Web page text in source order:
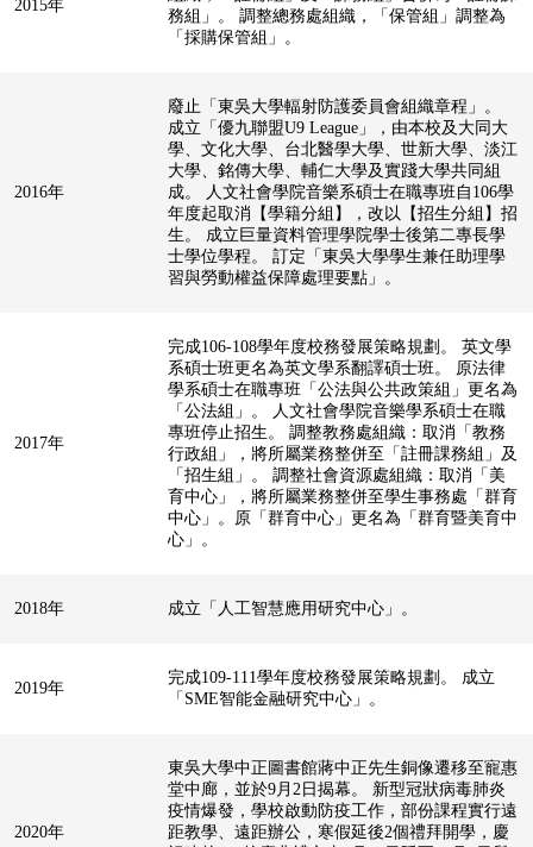
2015年
務組」。 調整總務處組織，「保管組」調整為
「採購保管組」。
2016年
廢止「東吳大學輻射防護委員會組織章程」。
成立「優九聯盟U9 League」，由本校及大同大
學、文化大學、台北醫學大學、世新大學、淡江
大學、銘傳大學、輔仁大學及實踐大學共同組
成。 人文社會學院音樂系碩士在職專班自106學
年度起取消【學籍分組】，改以【招生分組】招
生。 成立巨量資料管理學院學士後第二專長學
士學位學程。 訂定「東吳大學學生兼任助理學
習與勞動權益保障處理要點」。
2017年
完成106-108學年度校務發展策略規劃。 英文學
系碩士班更名為英文學系翻譯碩士班。 原法律
學系碩士在職專班「公法與公共政策組」更名為
「公法組」。 人文社會學院音樂學系碩士在職
專班停止招生。 調整教務處組織：取消「教務
行政組」，將所屬業務整併至「註冊課務組」及
「招生組」。 調整社會資源處組織：取消「美
育中心」，將所屬業務整併至學生事務處「群育
中心」。原「群育中心」更名為「群育暨美育中
心」。
2018年 成立「人工智慧應用研究中心」。
2019年
完成109-111學年度校務發展策略規劃。 成立
「SME智能金融研究中心」。
2020年
東吳大學中正圖書館蔣中正先生銅像遷移至寵惠
堂中廊，並於9月2日揭幕。 新型冠狀病毒肺炎
疫情爆發，學校啟動防疫工作，部份課程實行遠
距教學、遠距辦公，寒假延後2個禮拜開學，慶